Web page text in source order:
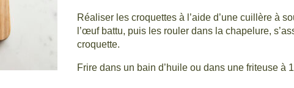
Réaliser les croquettes à l’aide d’une cuillère à
l’œuf battu, puis les rouler dans la chapelure,
croquette.
Frire dans un bain d’huile ou dans une friteuse à